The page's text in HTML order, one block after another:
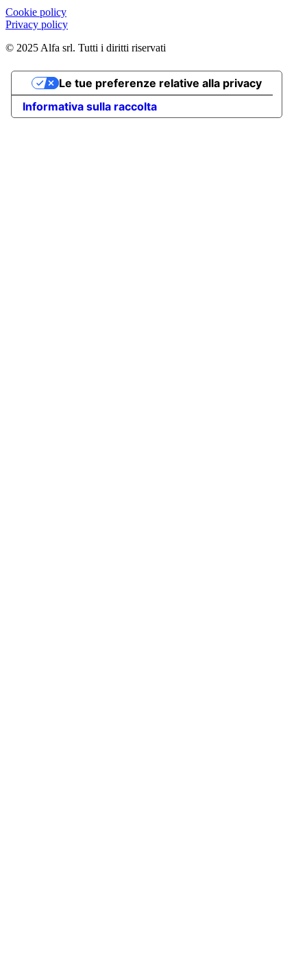
Cookie policy
Privacy policy
© 2025 Alfa srl. Tutti i diritti riservati
Informativa sulla raccolta
Le tue preferenze relative alla privacy